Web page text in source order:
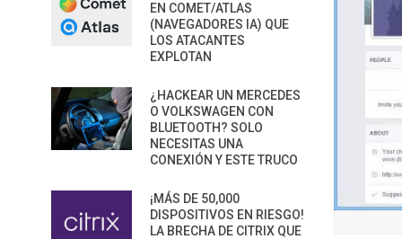
EN COMET/ATLAS
(NAVEGADORES IA) QUE
LOS ATACANTES
EXPLOTAN
¿HACKEAR UN MERCEDES
O VOLKSWAGEN CON
BLUETOOTH? SOLO
NECESITAS UNA
CONEXIÓN Y ESTE TRUCO
¡MÁS DE 50,000
DISPOSITIVOS EN RIESGO!
LA BRECHA DE CITRIX QUE